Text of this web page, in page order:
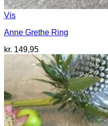
Vis
Anne Grethe Ring
kr. 149,95